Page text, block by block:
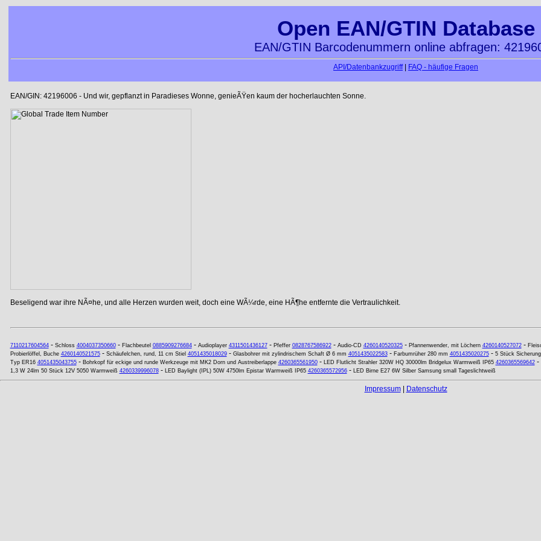
Open EAN/GTIN Database
EAN/GTIN Barcodenummern online abfragen:
API/Datenbankzugriff| FAQ - häufige Fragen
EAN/GIN: 42196006 - Und wir, gepflanzt in Paradieses Wonne, genieÃŸen kaum der hocherlauchten Sonne.
Beseligend war ihre NÃ¤he, und alle Herzen wurden weit, doch eine WÃ¼rde, eine HÃ¶he entfernte die Vertraulichkeit.
7110217604564- Schloss 4004037350660- Flachbeutel 0885909276684- Audioplayer 4311501436127- Pfeffer 0828767586922- Audio-CD 4260140520325- Pfannenwender, mit Löchern 4260140527072-
Probierlöffel, Buche 4260140521575- Schäufelchen, rund, 11 cm Stiel 4051435018029- Glasbohrer mit zylindrischem Schaft Ø 6 mm 4051435022583- Farbumrüher 280 mm 4051435020275- 5 Stück
Typ ER16 4051435043755- Bohrkopf für eckige und runde Werkzeuge mit MK2 Dorn und Austreiberlappe 4260365561950- LED Flutlicht Strahler 320W HQ 30000lm Bridgelux Warmweiß IP65 4260365569642-
1,3 W 24lm 50 Stück 12V 5050 Warmweiß 4260339996078- LED Baylight (IPL) 50W 4750lm Epistar Warmweiß IP65 4260365572956- LED Birne E27 6W Silber Samsung small Tageslichtweiß
Impressum| Datenschutz